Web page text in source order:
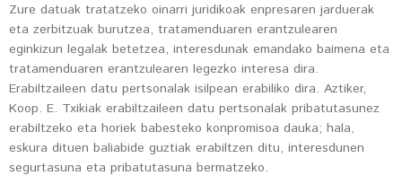
Zure datuak tratatzeko oinarri juridikoak enpresaren jarduerak
eta zerbitzuak burutzea, tratamenduaren erantzulearen
eginkizun legalak betetzea, interesdunak emandako baimena eta
tratamenduaren erantzulearen legezko interesa dira.
Erabiltzaileen datu pertsonalak isilpean erabiliko dira. Aztiker,
Koop. E. Txikiak erabiltzaileen datu pertsonalak pribatutasunez
erabiltzeko eta horiek babesteko konpromisoa dauka; hala,
eskura dituen baliabide guztiak erabiltzen ditu, interesdunen
segurtasuna eta pribatutasuna bermatzeko.